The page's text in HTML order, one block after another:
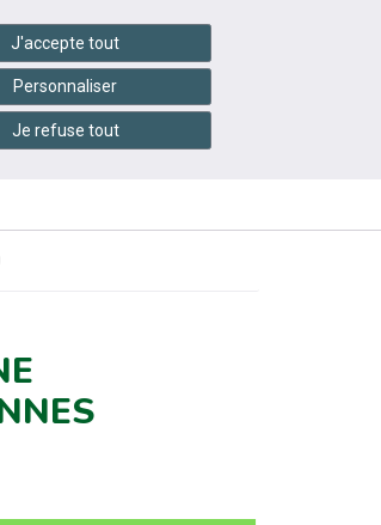
en ligne
PRATIQUES
J'accepte tout
Personnaliser
Je refuse tout